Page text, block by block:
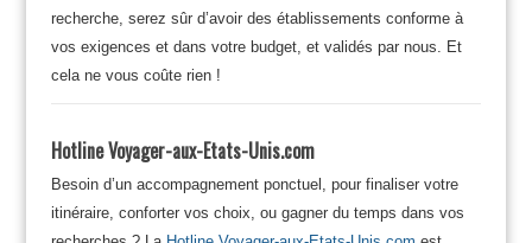
recherche, serez sûr d’avoir des établissements conforme à
vos exigences et dans votre budget, et validés par nous. Et
cela ne vous coûte rien !
Hotline Voyager-aux-Etats-Unis.com
Besoin d’un accompagnement ponctuel, pour finaliser votre
itinéraire, conforter vos choix, ou gagner du temps dans vos